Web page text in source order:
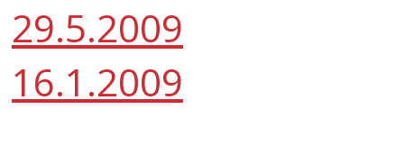
29.5.2009
16.1.2009